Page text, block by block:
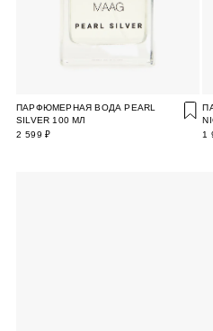
ПАРФЮМЕРНАЯ ВОДА PEARL
SILVER 100 МЛ
2 599 ₽
1